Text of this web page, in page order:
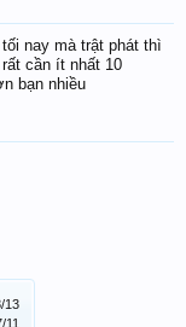
13
11
nay mà trật phát thì
cần ít nhất 10
bạn nhiều